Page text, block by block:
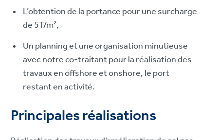
L’obtention de la portance pour une surcharge
de 5T/m²,
Un planning et une organisation minutieuse
avec notre co-traitant pour la réalisation des
travaux en offshore et onshore, le port
restant en activité.
Principales réalisations